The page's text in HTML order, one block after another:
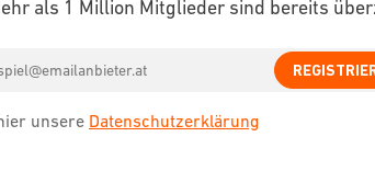
als 1 Million Mitglieder sind bereits
unsere Datenschutzerklärung